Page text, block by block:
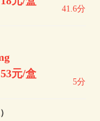
41.6分
53元/盒
5分